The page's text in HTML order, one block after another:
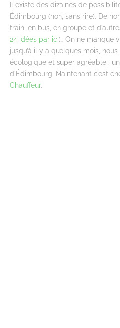
Il existe des dizaines de
Édimbourg (non, sans rire). De
train, en bus, en groupe et
24 idées par ici)… On ne manque
jusqu’à il y a quelques mois,
écologique et super agréable :
d’Édimbourg. Maintenant c’est
Chauffeur.